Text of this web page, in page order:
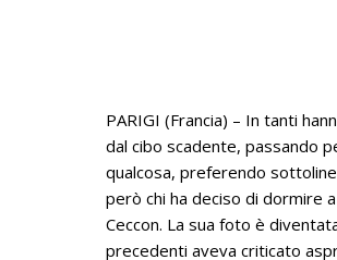
PARIGI (Francia) – In tanti
dal cibo scadente, passando
qualcosa, preferendo
però chi ha deciso di dormire
Ceccon. La sua foto è
precedenti aveva criticato